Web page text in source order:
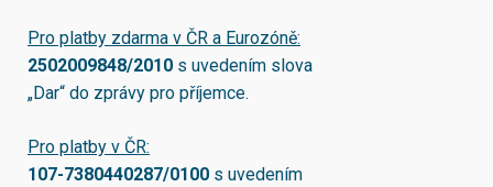
Pro platby zdarma v ČR a Eurozóně:
2502009848/2010 s uvedením slova
„Dar“ do zprávy pro příjemce.
Pro platby v ČR:
107-7380440287/0100 s uvedením